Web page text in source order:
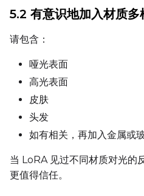
5.2 有意识地加入材质多
请包含：
哑光表面
高光表面
皮肤
头发
如有相关，再加入金属或
当 LoRA 见过不同材质对光
更值得信任。